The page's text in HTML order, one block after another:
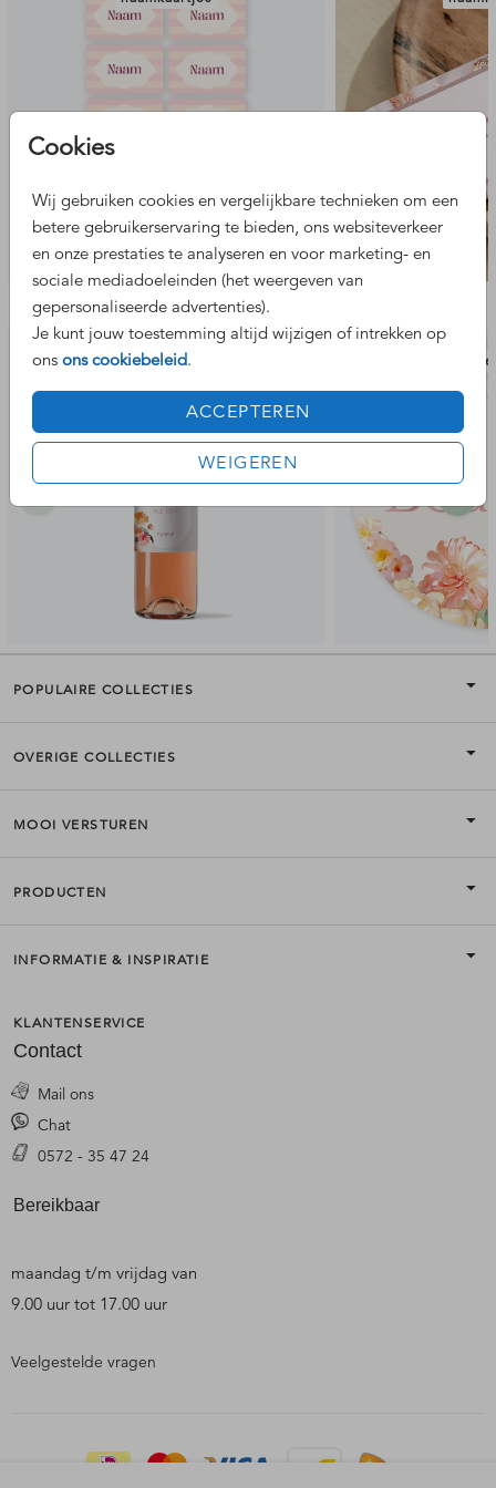
Cookies
Wij gebruiken cookies en vergelijkbare technieken om een
betere gebruikerservaring te bieden, ons websiteverkeer
en onze prestaties te analyseren en voor marketing- en
sociale mediadoeleinden (het weergeven van
gepersonaliseerde advertenties).
Je kunt jouw toestemming altijd wijzigen of intrekken op
ons ons cookiebeleid.
ACCEPTEREN
WEIGEREN
Bekijk de complete set
wijnflesetiket
POPULAIRE COLLECTIES
OVERIGE COLLECTIES
MOOI VERSTUREN
PRODUCTEN
INFORMATIE & INSPIRATIE
KLANTENSERVICE
Contact
Mail ons
Chat
0572 - 35 47 24
Bereikbaar
maandag t/m vrijdag van
9.00 uur tot 17.00 uur
Veelgestelde vragen